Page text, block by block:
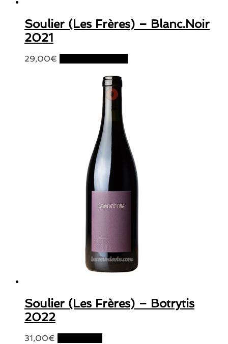
Soulier (Les Frères) – Blanc.Noir
2021
29,00€
Soulier (Les Frères) – Botrytis
2022
31,00€